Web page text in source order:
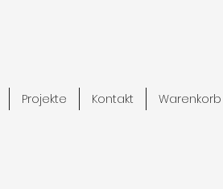
Projekte Kontakt Warenkorb